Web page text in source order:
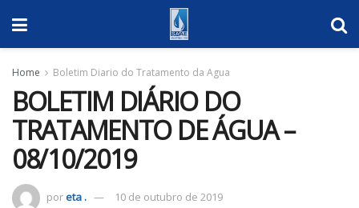
Home Boletim Diario do Tratamento da Agua
BOLETIM DIÁRIO DO
TRATAMENTO DE ÁGUA –
08/10/2019
poreta . 10 de outubro de 2019